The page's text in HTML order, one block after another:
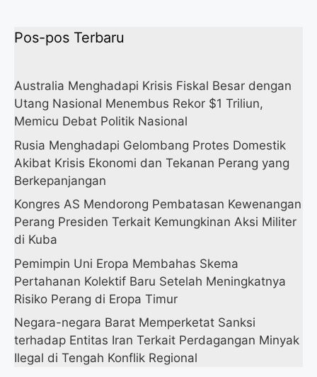
Pos-pos Terbaru
Australia Menghadapi Krisis Fiskal Besar dengan
Utang Nasional Menembus Rekor $1 Triliun,
Memicu Debat Politik Nasional
Rusia Menghadapi Gelombang Protes Domestik
Akibat Krisis Ekonomi dan Tekanan Perang yang
Berkepanjangan
Kongres AS Mendorong Pembatasan Kewenangan
Perang Presiden Terkait Kemungkinan Aksi Militer
di Kuba
Pemimpin Uni Eropa Membahas Skema
Pertahanan Kolektif Baru Setelah Meningkatnya
Risiko Perang di Eropa Timur
Negara-negara Barat Memperketat Sanksi
terhadap Entitas Iran Terkait Perdagangan Minyak
Ilegal di Tengah Konflik Regional